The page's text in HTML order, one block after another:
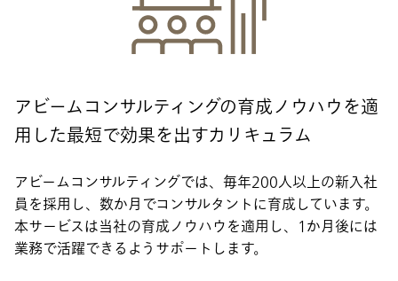
アビームコンサルティングの育成ノウハウを適
用した最短で効果を出すカリキュラム
アビームコンサルティングでは、毎年200人以上の新入社
員を採用し、数か月でコンサルタントに育成しています。
本サービスは当社の育成ノウハウを適用し、1か月後には
業務で活躍できるようサポートします。